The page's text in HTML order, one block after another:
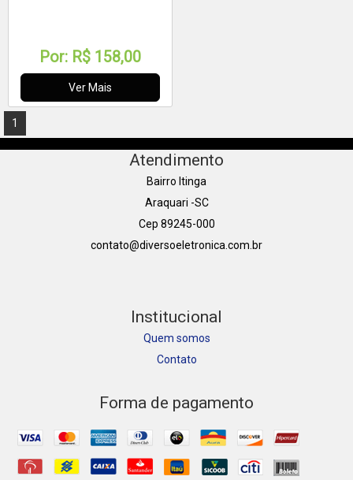
Por: R$ 158,00
Ver Mais
1
Atendimento
Bairro Itinga
Araquari -SC
Cep 89245-000
contato@diversoeletronica.com.br
Institucional
Quem somos
Contato
Forma de pagamento